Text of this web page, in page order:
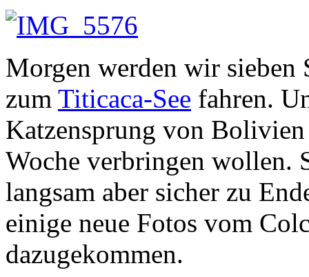
Morgen werden wir
zum Titicaca-See fahren.
Katzensprung von
Woche verbringen wollen.
langsam aber sicher zu
einige neue Fotos vom
dazugekommen.